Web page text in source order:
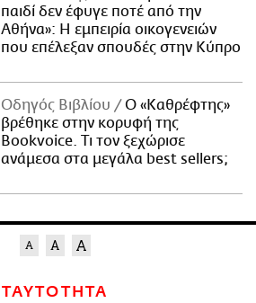
παιδί δεν έφυγε ποτέ από την
Αθήνα»: Η εμπειρία οικογενειών
που επέλεξαν σπουδές στην Κύπρο
Οδηγός Βιβλίου
Ο «Καθρέφτης»
βρέθηκε στην κορυφή της
Bookvoice. Τι τον ξεχώρισε
ανάμεσα στα μεγάλα best sellers;
ΤΑΥΤΟΤΗΤΑ